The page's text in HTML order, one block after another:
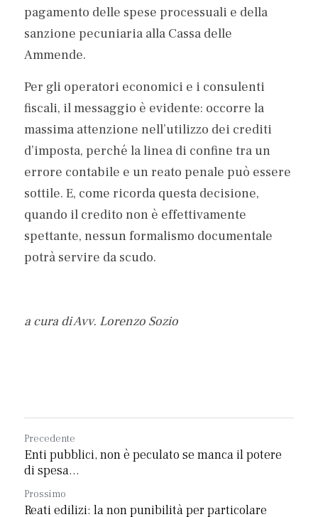
pagamento delle spese processuali e della
sanzione pecuniaria alla Cassa delle
Ammende.
Per gli operatori economici e i consulenti
fiscali, il messaggio è evidente: occorre la
massima attenzione nell’utilizzo dei crediti
d’imposta, perché la linea di confine tra un
errore contabile e un reato penale può essere
sottile. E, come ricorda questa decisione,
quando il credito non è effettivamente
spettante, nessun formalismo documentale
potrà servire da scudo.
a cura di Avv. Lorenzo Sozio
Precedente
Enti pubblici, non è peculato se manca il potere
di spesa...
Prossimo
Reati edilizi: la non punibilità per particolare